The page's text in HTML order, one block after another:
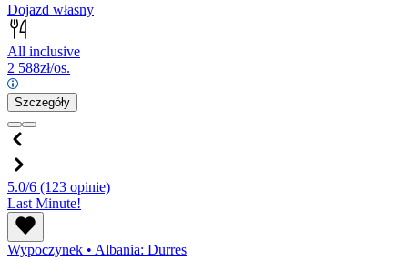
Dojazd własny
All inclusive
2 588zł/os.
Szczegóły
5.0/6 (123 opinie)
Last Minute!
Wypoczynek • Albania: Durres